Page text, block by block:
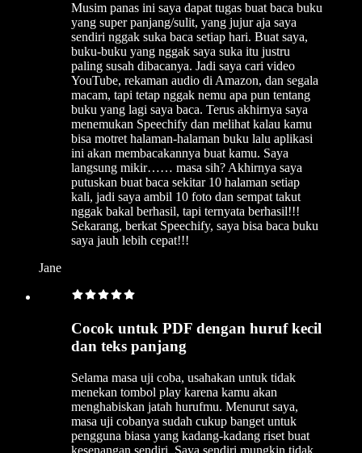
Musim panas ini saya dapat tugas buat baca buku
yang super panjang/sulit, yang jujur aja saya
sendiri nggak suka baca setiap hari. Buat saya,
buku-buku yang nggak saya suka itu justru
paling susah dibacanya. Jadi saya cari video
YouTube, rekaman audio di Amazon, dan segala
macam, tapi tetap nggak nemu apa pun tentang
buku yang lagi saya baca. Terus akhirnya saya
menemukan Speechify dan melihat kalau kamu
bisa motret halaman-halaman buku lalu aplikasi
ini akan membacakannya buat kamu. Saya
langsung mikir…… masa sih? Akhirnya saya
putuskan buat baca sekitar 10 halaman setiap
kali, jadi saya ambil 10 foto dan sempat takut
nggak bakal berhasil, tapi ternyata berhasil!!!
Sekarang, berkat Speechify, saya bisa baca buku
saya jauh lebih cepat!!!
Jane
Cocok untuk PDF dengan huruf kecil
dan teks panjang
Selama masa uji coba, usahakan untuk tidak
menekan tombol play karena kamu akan
menghabiskan jatah hurufmu. Menurut saya,
masa uji cobanya sudah cukup banget untuk
pengguna biasa yang kadang-kadang riset buat
kesenangan sendiri. Saya sendiri mungkin tidak